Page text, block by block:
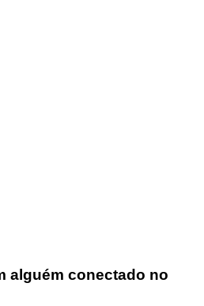
alguém conectado no